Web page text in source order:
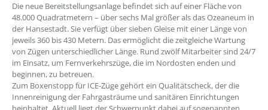
Die neue Bereitstellungsanlage befindet sich auf einer Fläche von
48.000 Quadratmetern – über sechs Mal größer als das Ozeaneum in
der Hansestadt. Sie verfügt über sieben Gleise mit einer Länge von
jeweils 360 bis 430 Metern. Das ermöglicht die zeitgleiche Wartung
von Zügen unterschiedlicher Länge. Rund zwölf Mitarbeiter sind 24/7
im Einsatz, um Fernverkehrszüge, die im Nordosten enden und
beginnen, zu betreuen.
Zum Boxenstopp für ICE-Züge gehört ein Qualitätscheck, der die
Innenreinigung der Fahrgasträume und sanitären Einrichtungen